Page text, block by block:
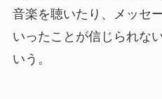
音楽を聴いたり、メッセ
いったことが信じられな
いう。